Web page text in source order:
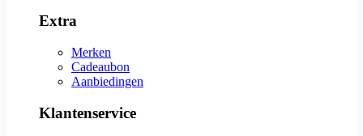
Extra
Merken
Cadeaubon
Aanbiedingen
Klantenservice